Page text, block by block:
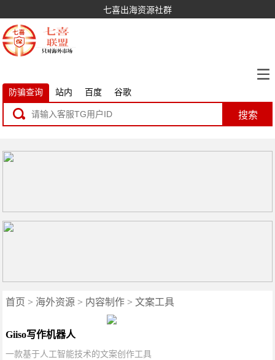
七喜出海资源社群
防骗查询 站内 百度 谷歌
搜索
首页 > 海外资源 > 内容制作 >文案工具
Giiso写作机器人
一款基于人工智能技术的文案创作工具